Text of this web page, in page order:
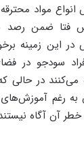
مواد
فتا ضمن رصد
این زمینه
سودجو در
در حالی
به رغم
آن آگاه